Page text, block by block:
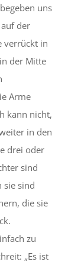
uns
der
verrückt in
der Mitte
Arme
kann nicht,
in den
drei oder
sind
sie sind
die sie
zu
„Es ist